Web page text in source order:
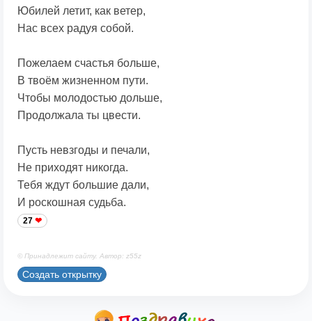
Юбилей летит, как ветер,
Нас всех радуя собой.
Пожелаем счастья больше,
В твоём жизненном пути.
Чтобы молодостью дольше,
Продолжала ты цвести.
Пусть невзгоды и печали,
Не приходят никогда.
Тебя ждут большие дали,
И роскошная судьба.
27
© Принадлежит сайту. Автор: z55z
Создать открытку